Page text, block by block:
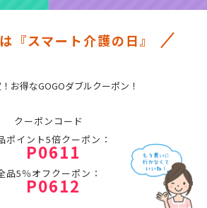
『スマート介護の日』
お得なGOGOダブルクーポン！
クーポンコード
ポイント5倍クーポン：
P0611
品5％オフクーポン：
P0612